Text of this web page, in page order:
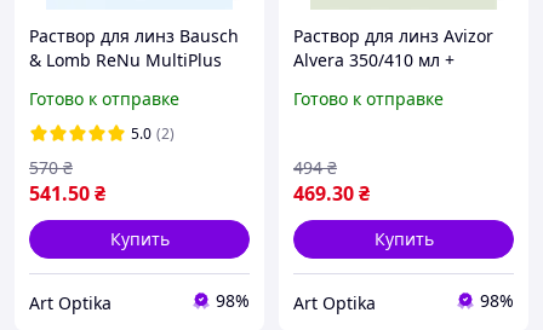
Раствор для линз Bausch
& Lomb ReNu MultiPlus
жидкость для контактных
линз
Готово к отправке
5.0 (2)
541.50₴
570 ₴
Купить
Art Optika 98%
Раствор для линз Avizor
Alvera 350/410 мл +
жидкость вода для линз с
многофункциональный
раствор
Готово к отправке
469.30₴
494 ₴
Купить
Art Optika 98%